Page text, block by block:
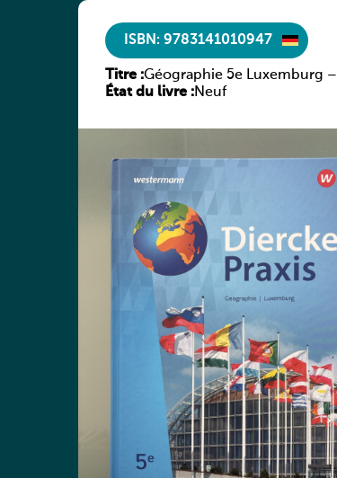
ISBN: 9783141010947
Titre :Géographie 5e Luxemburg –
Diercke Praxis
État du livre :Neuf